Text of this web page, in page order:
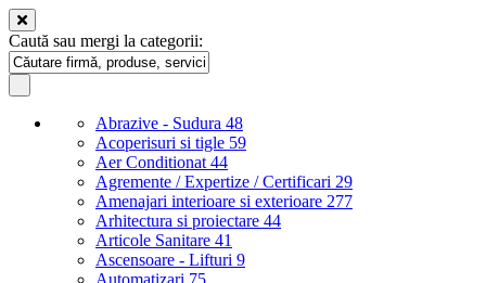
Caută sau mergi la categorii:
Abrazive - Sudura 48
Acoperisuri si tigle 59
Aer Conditionat 44
Agremente / Expertize / Certificari 29
Amenajari interioare si exterioare 277
Arhitectura si proiectare 44
Articole Sanitare 41
Ascensoare - Lifturi 9
Automatizari 75